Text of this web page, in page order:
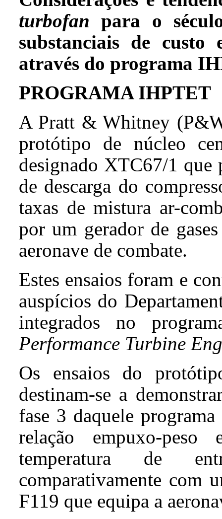
turbofan para o
substanciais de custo
através do programa
PROGRAMA IHPTET
A Pratt & Whitney
protótipo de núcleo
designado XTC67/1 que
de descarga do
taxas de mistura ar-
por um gerador de
aeronave de combate.
Estes ensaios foram e
auspícios do
integrados no
Performance Turbine
Os ensaios do
destinam-se a
fase 3 daquele
relação empuxo-
temperatura de
comparativamente com
F119 que equipa a